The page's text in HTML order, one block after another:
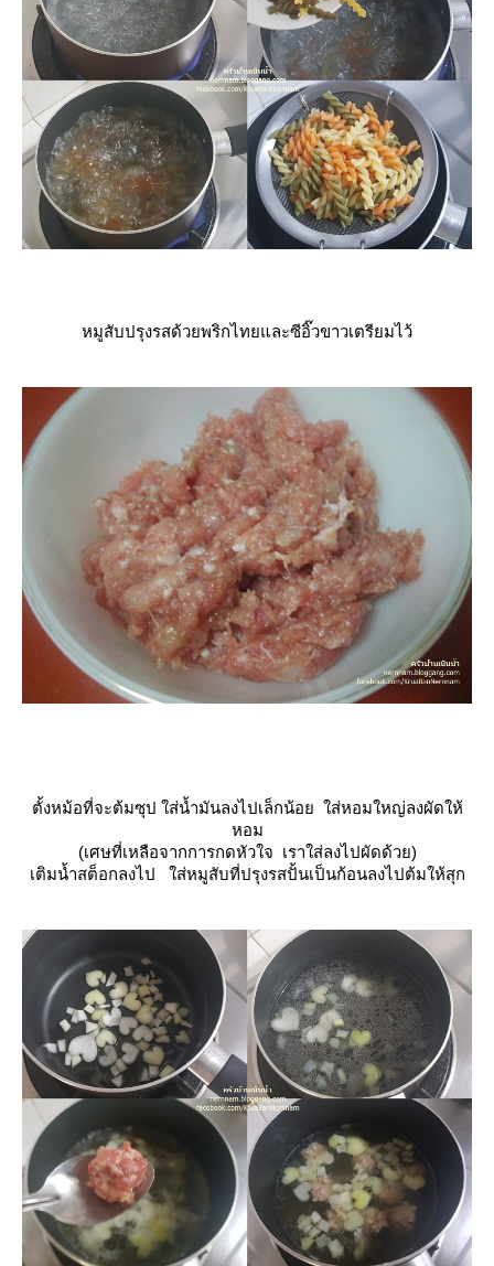
หมูสับปรุงรสด้วยพริกไทยและซีอิ๊วขาวเตรียมไว้
ตั้งหม้อที่จะต้มซุป ใส่น้ำมันลงไปเล็กน้อย ใส่หอมใหญ่ลงผัดให้
หอม
(เศษที่เหลือจากการกดหัวใจ เราใส่ลงไปผัดด้วย)
เติมน้ำสต็อกลงไป ใส่หมูสับที่ปรุงรสปั้นเป็นก้อนลงไปต้มให้สุก